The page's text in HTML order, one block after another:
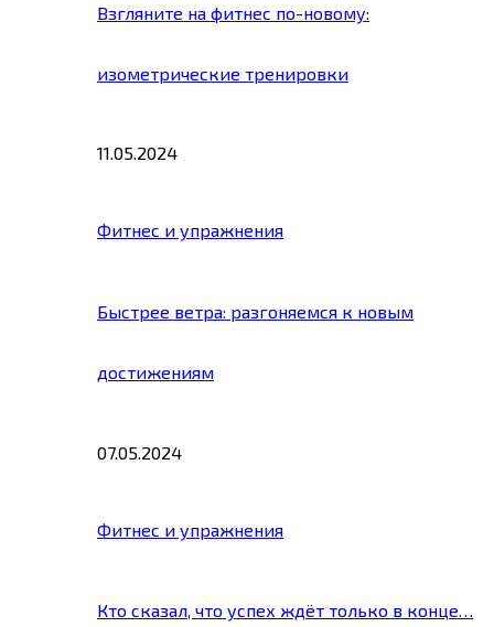
Взгляните на фитнес по-новому:
изометрические тренировки
11.05.2024
Фитнес и упражнения
Быстрее ветра: разгоняемся к новым
достижениям
07.05.2024
Фитнес и упражнения
Кто сказал, что успех ждёт только в конце…